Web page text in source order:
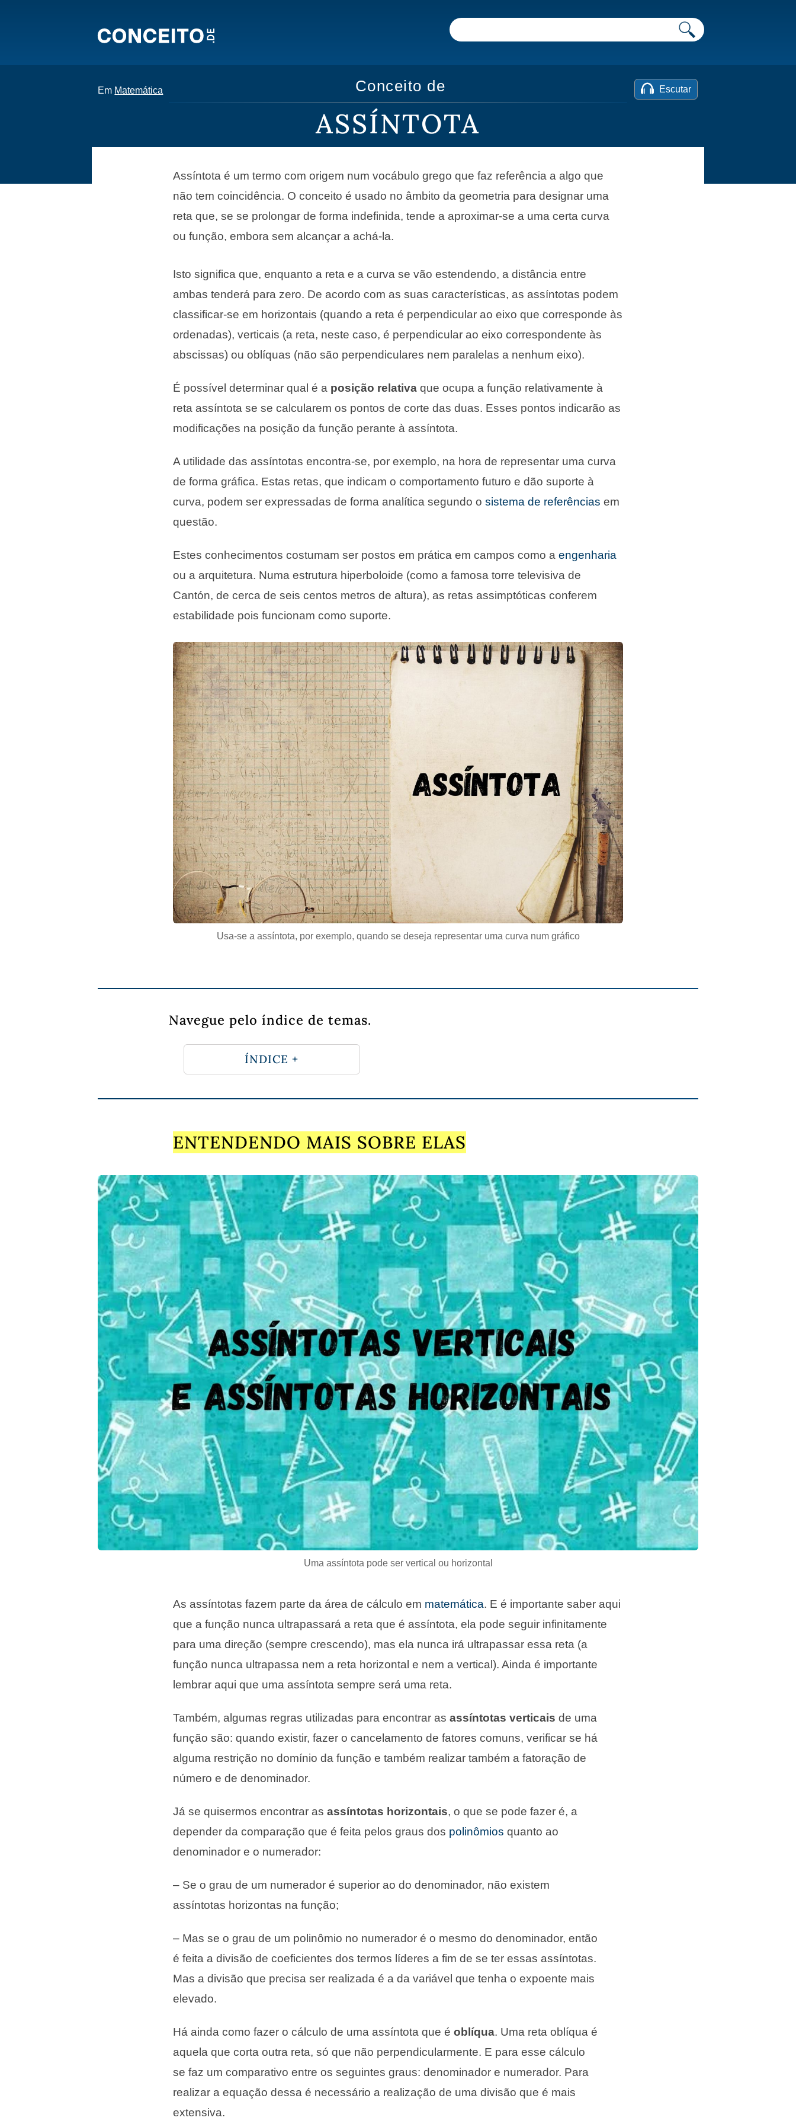
Em Matemática Escutar
Conceito de
ASSÍNTOTA
Usa-se a assíntota, por exemplo, quando se deseja representar uma curva num gráfico
Assíntota é um termo com origem num vocábulo grego que faz referência a algo que
não tem coincidência. O conceito é usado no âmbito da geometria para designar uma
reta que, se se prolongar de forma indefinida, tende a aproximar-se a uma certa curva
ou função, embora sem alcançar a achá-la.
Isto significa que, enquanto a reta e a curva se vão estendendo, a distância entre
ambas tenderá para zero. De acordo com as suas características, as assíntotas podem
classificar-se em horizontais (quando a reta é perpendicular ao eixo que corresponde às
ordenadas), verticais (a reta, neste caso, é perpendicular ao eixo correspondente às
abscissas) ou oblíquas (não são perpendiculares nem paralelas a nenhum eixo).
É possível determinar qual é a posição relativa que ocupa a função relativamente à
reta assíntota se se calcularem os pontos de corte das duas. Esses pontos indicarão as
modificações na posição da função perante à assíntota.
A utilidade das assíntotas encontra-se, por exemplo, na hora de representar uma curva
de forma gráfica. Estas retas, que indicam o comportamento futuro e dão suporte à
curva, podem ser expressadas de forma analítica segundo osistema de referências em
questão.
Estes conhecimentos costumam ser postos em prática em campos como aengenharia
ou a arquitetura. Numa estrutura hiperboloide (como a famosa torre televisiva de
Cantón, de cerca de seis centos metros de altura), as retas assimptóticas conferem
estabilidade pois funcionam como suporte.
Navegue pelo índice de temas.
ÍNDICE +
ENTENDENDO MAIS SOBRE ELAS
Uma assíntota pode ser vertical ou horizontal
As assíntotas fazem parte da área de cálculo em matemática. E é importante saber aqui
que a função nunca ultrapassará a reta que é assíntota, ela pode seguir infinitamente
para uma direção (sempre crescendo), mas ela nunca irá ultrapassar essa reta (a
função nunca ultrapassa nem a reta horizontal e nem a vertical). Ainda é importante
lembrar aqui que uma assíntota sempre será uma reta.
Também, algumas regras utilizadas para encontrar asassíntotas verticais de uma
função são: quando existir, fazer o cancelamento de fatores comuns, verificar se há
alguma restrição no domínio da função e também realizar também a fatoração de
número e de denominador.
Já se quisermos encontrar asassíntotas horizontais, o que se pode fazer é, a
depender da comparação que é feita pelos graus dos polinômios quanto ao
denominador e o numerador:
– Se o grau de um numerador é superior ao do denominador, não existem
assíntotas horizontas na função;
– Mas se o grau de um polinômio no numerador é o mesmo do denominador, então
é feita a divisão de coeficientes dos termos líderes a fim de se ter essas assíntotas.
Mas a divisão que precisa ser realizada é a da variável que tenha o expoente mais
elevado.
Há ainda como fazer o cálculo de uma assíntota que éoblíqua. Uma reta oblíqua é
aquela que corta outra reta, só que não perpendicularmente. E para esse cálculo
se faz um comparativo entre os seguintes graus: denominador e numerador. Para
realizar a equação dessa é necessário a realização de uma divisão que é mais
extensiva.